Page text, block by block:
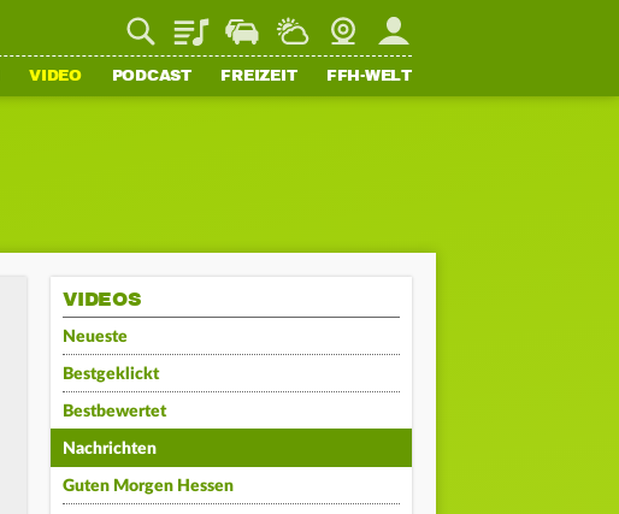
PlaylistStaupilotWetterWebcamMein FFH
VIDEO PODCAST FREIZEIT FFH-WELT
VIDEOS
Neueste
Bestgeklickt
Bestbewertet
Nachrichten
Guten Morgen Hessen